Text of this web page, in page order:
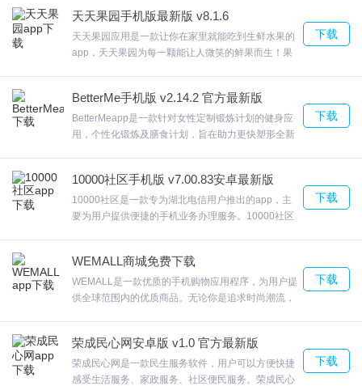
不同的时间智能提醒用户，让可以更及时的做好相应
的准备；提前了解安全期、危险期，控制生育；欢迎
来合众软件园下载体验。
天天果园手机版最新版 v8.1.6
天天果园应用是一款让你在家里就能吃到生鲜水果的
app，天天果园为每一颗能让人微笑的鲜果而生！果
就的芳香满溢的鲜果种植历史。天天果园安卓版天天
果园-专业水果网购品牌，欢迎来合众软件园下载体
验。
下载
BetterMe手机版 v2.14.2 官方最新版
BetterMeapp是一款针对女性定制锻炼计划的健身应
用，个性化锻炼及膳食计划，旨在助力更快塑形全新
的人们，跑步计划、课程训练等，好动随时随地帮您
记录健身蜕变数据。英语、葡萄牙语、西班牙语、德
语以及中文。专业的健身教程和视频动作演示;，欢迎
下载
10000社区手机版 v7.00.83安卓最新版
10000社区是一款专为湖北电信用户推出的app，主
要为用户提供便捷的手机业务办理服务。10000社区
和内容，喜欢的朋友就在合众软件园下载使用吧！
下载
WEMALL商城免费下载
WEMALL是一款优质的手机购物应用程序，为用户提
供全球范围内的优质商品。无论你是追求时尚潮流，
下载WEMALL，尽享全球好货！
下载
荣成民心网安卓版 v1.0 官方最新版
荣成民心网是一款民生服务软件，用户可以方便快捷
感受生活服务、家政服务、社区便民服务。荣成民心
下载